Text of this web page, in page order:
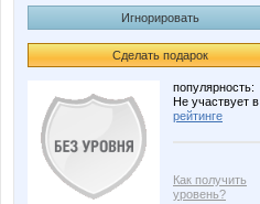
Игнорировать
Сделать подарок
популярность:
Не участвует в
рейтинге
Как получить
уровень?